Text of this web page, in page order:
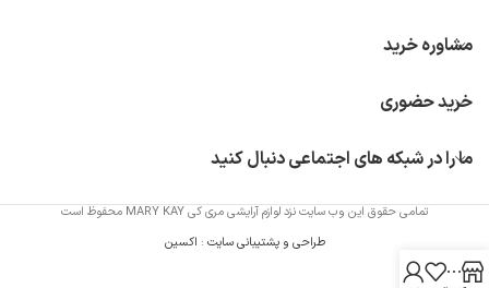
مشاوره خرید
خرید حضوری
ما را در شبکه های اجتماعی دنبال کنید
تمامی حقوق این وب سایت نزد لوازم آرایشی مری کی MARY KAY محفوظ است
طراحی و پشتیبانی سایت : اکسین